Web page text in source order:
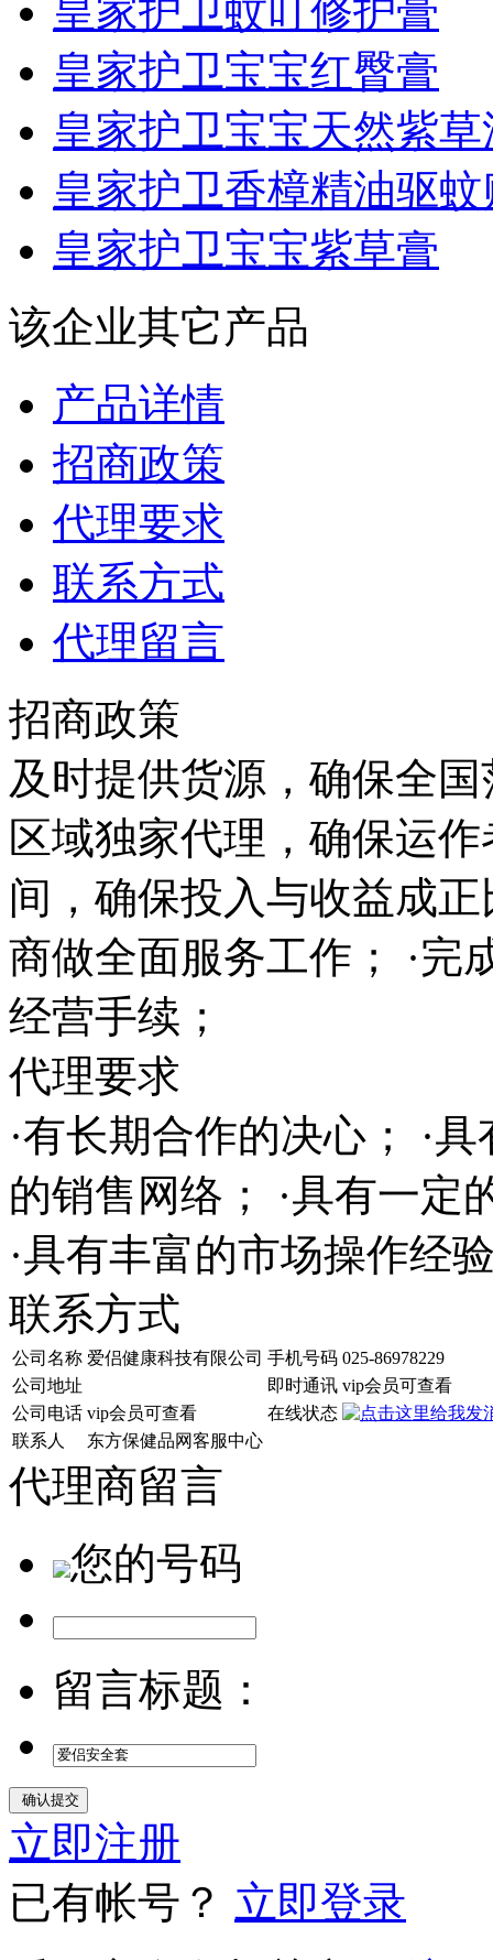
皇家护卫蚊叮修护膏
皇家护卫宝宝红臀膏
皇家护卫宝宝天然紫草
皇家护卫香樟精油驱蚊
皇家护卫宝宝紫草膏
该企业其它产品
产品详情
招商政策
代理要求
联系方式
代理留言
招商政策
及时提供货源，确保全
区域独家代理，确保运
间，确保投入与收益成
商做全面服务工作； ·完
经营手续；
代理要求
·有长期合作的决心； ·
的销售网络； ·具有一定
·具有丰富的市场操作经
联系方式
公司名称 爱侣健康科技有限公司 手机号码 025-86978229
公司地址
即时通讯 vip会员可查看
公司电话 vip会员可查看
在线状态
联系人
东方保健品网客服中心
代理商留言
您的号码
留言标题：
立即注册
已有帐号？ 立即登录